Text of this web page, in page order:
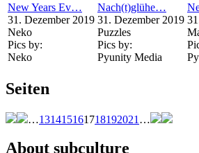
New Years Ev…
31. Dezember 2019
Neko
Pics by:
Neko
Nach(t)glühe…
31. Dezember 2019
Puzzles
Pics by:
Pyunity Media
Seiten
…131415161718192021 …
About subculture